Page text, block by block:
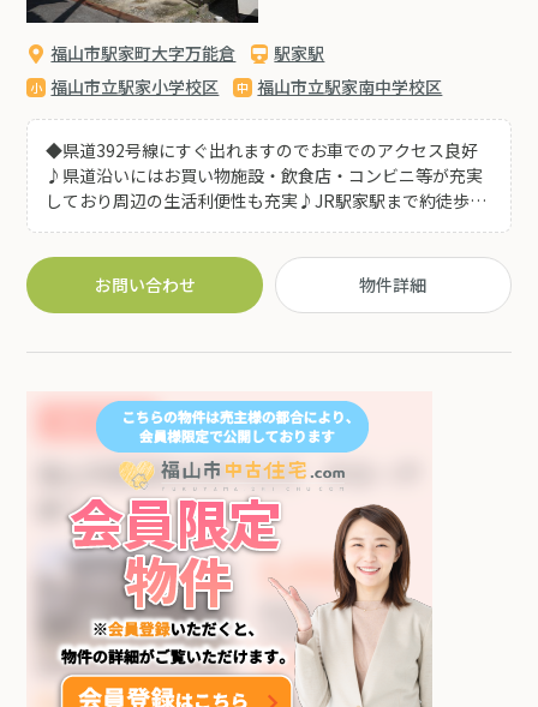
福山市駅家町大字万能倉
駅家駅
福山市立駅家小学校区
福山市立駅家南中学校区
◆県道392号線にすぐ出れますのでお車でのアクセス良好
♪県道沿いにはお買い物施設・飲食店・コンビニ等が充実
しており周辺の生活利便性も充実♪JR駅家駅まで約徒歩9
分!小学校も近くお子様の登下校も安心です♪ ◆お求めやす
い物件ですのでリノベーションのベースにいかがでしょう
お問い合わせ 物件詳細